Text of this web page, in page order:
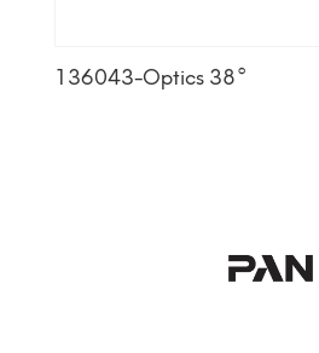
136043-Optics 38°